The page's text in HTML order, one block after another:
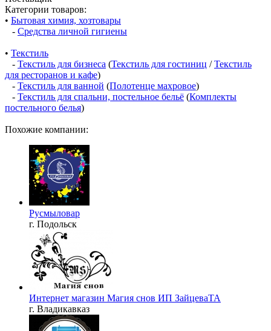
Категории товаров:
• Бытовая химия, хозтовары
- Средства личной гигиены
• Текстиль
- Текстиль для бизнеса (Текстиль для гостиниц /Текстиль
для ресторанов и кафе)
- Текстиль для ванной (Полотенце махровое)
- Текстиль для спальни, постельное бельё (Комплекты
постельного белья)
Похожие компании:
Русмыловар
г. Подольск
Интернет магазин Магия снов ИП ЗайцеваТА
г. Владикавказ